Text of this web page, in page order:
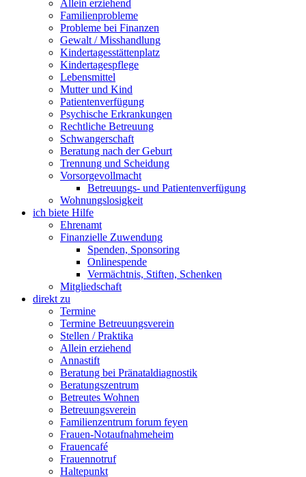
Allein erziehend
Familienprobleme
Probleme bei Finanzen
Gewalt / Misshandlung
Kindertagesstättenplatz
Kindertagespflege
Lebensmittel
Mutter und Kind
Patientenverfügung
Psychische Erkrankungen
Rechtliche Betreuung
Schwangerschaft
Beratung nach der Geburt
Trennung und Scheidung
Vorsorgevollmacht
Betreuungs- und Patientenverfügung
Wohnungslosigkeit
ich biete Hilfe
Ehrenamt
Finanzielle Zuwendung
Spenden, Sponsoring
Onlinespende
Vermächtnis, Stiften, Schenken
Mitgliedschaft
direkt zu
Termine
Termine Betreuungsverein
Stellen / Praktika
Allein erziehend
Annastift
Beratung bei Pränataldiagnostik
Beratungszentrum
Betreutes Wohnen
Betreuungsverein
Familienzentrum forum feyen
Frauen-Notaufnahmeheim
Frauencafé
Frauennotruf
Haltepunkt